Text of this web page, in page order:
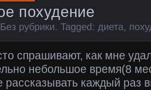
похудение
Без рубрики. Tagged: диета,
спрашивают, как мне
небольшое время(8
рассказывать каждый раз